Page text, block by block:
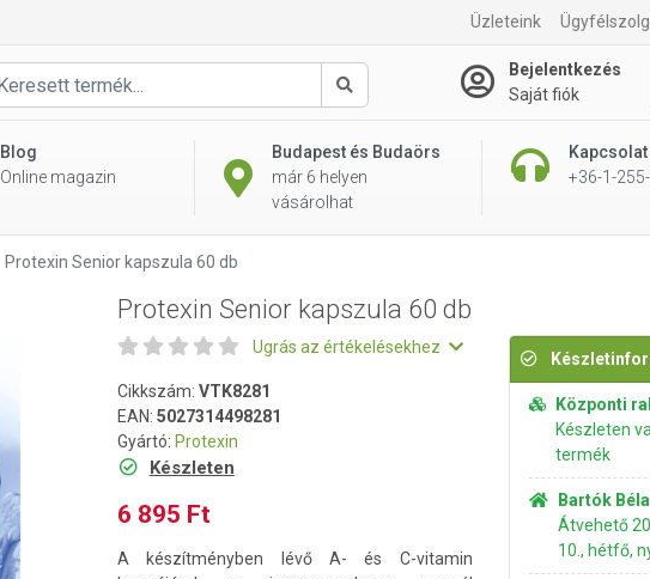
Üzleteink
Keresés
Bejelentkezés
Saját fiók
Blog
Online magazin
Budapest és Budaörs
már 6 helyen
vásárolhat
Kapcsolat
+36-1-
6 895 Ft
Protexin Senior kapszula 60 db
Protexin Senior kapszula 60 db
Ugrás az értékelésekhez
Cikkszám: VTK8281
EAN: 5027314498281
Gyártó: Protexin
Készleten
6 895 Ft
A készítményben lévő A- és C-vitamin
Központi
Készleten
termék
Bartók Béla
Átvehető
10., hétfő,